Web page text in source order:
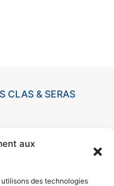
aux
des technologies
CLAS & SERAS